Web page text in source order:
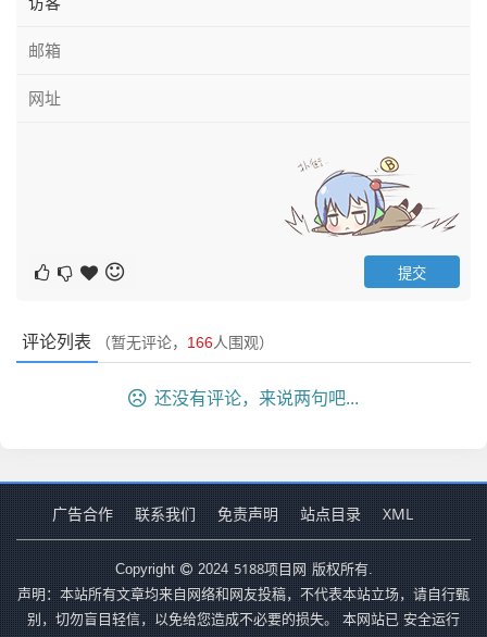
评论列表 （暂无评论， 166人围观）
还没有评论，来说两句吧...
广告合作 联系我们 免责声明 站点目录 XML
Copyright 2024 5188项目网 版权所有.
声明：本站所有文章均来自网络和网友投稿，不代表本站立场，请自行甄
别，切勿盲目轻信，以免给您造成不必要的损失。 本网站已 安全运行